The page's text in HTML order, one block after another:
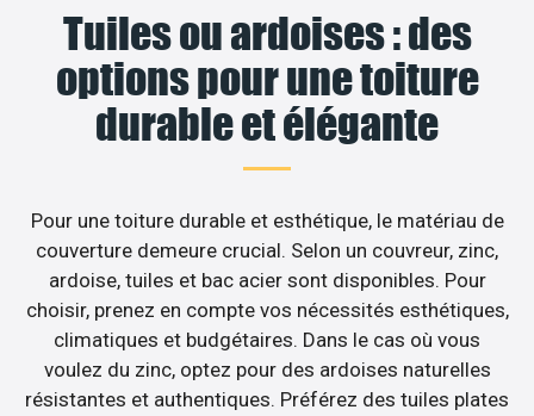
Tuiles ou ardoises : des
options pour une toiture
durable et élégante
Pour une toiture durable et esthétique, le matériau de
couverture demeure crucial. Selon un couvreur, zinc,
ardoise, tuiles et bac acier sont disponibles. Pour
choisir, prenez en compte vos nécessités esthétiques,
climatiques et budgétaires. Dans le cas où vous
voulez du zinc, optez pour des ardoises naturelles
résistantes et authentiques. Préférez des tuiles plates